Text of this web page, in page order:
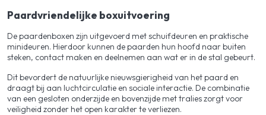
Paardvriendelijke boxuitvoering
De paardenboxen zijn uitgevoerd met schuifdeuren en praktische
minideuren. Hierdoor kunnen de paarden hun hoofd naar buiten
steken, contact maken en deelnemen aan wat er in de stal gebeurt.
Dit bevordert de natuurlijke nieuwsgierigheid van het paard en
draagt bij aan luchtcirculatie en sociale interactie. De combinatie
van een gesloten onderzijde en bovenzijde met tralies zorgt voor
veiligheid zonder het open karakter te verliezen.